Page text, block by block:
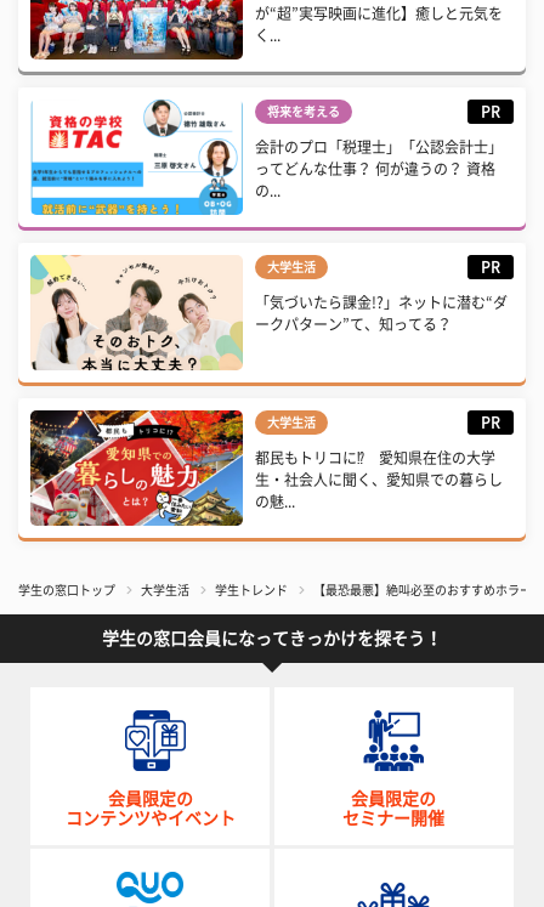
が“超”実写映画に進化】癒しと元気を
く...
将来を考える PR
会計のプロ「税理士」「公認会計士」
ってどんな仕事？ 何が違うの？ 資格
の...
大学生活 PR
「気づいたら課金!?」ネットに潜む“ダ
ークパターン”て、知ってる？
大学生活 PR
都民もトリコに⁉ 愛知県在住の大学
生・社会人に聞く、愛知県での暮らし
の魅...
学生の窓口トップ 大学生活 学生トレンド 【最恐最悪】絶叫必至のおすすめホラー
学生の窓口会員になってきっかけを探そう！
会員限定の
コンテンツやイベント
会員限定の
セミナー開催